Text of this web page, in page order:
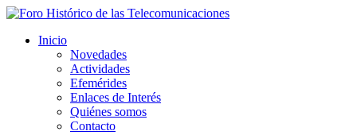
Inicio
Novedades
Actividades
Efemérides
Enlaces de Interés
Quiénes somos
Contacto